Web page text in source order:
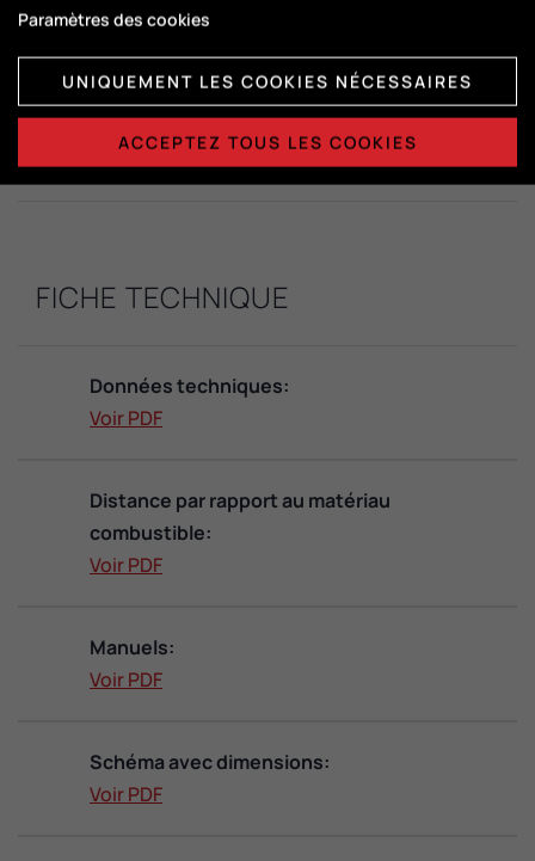
DuplicAir®
Dimensions de la chambre de
combustion:
H415 x L365 x P325
FICHE TECHNIQUE
Données techniques:
Voir PDF
Distance par rapport au matériau
combustible:
Voir PDF
Manuels:
Voir PDF
Schéma avec dimensions:
Voir PDF
Paramètres des cookies
UNIQUEMENT LES COOKIES NÉCESSAIRES
ACCEPTEZ TOUS LES COOKIES